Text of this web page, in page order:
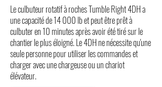
Le culbuteur rotatif à roches Tumble Right 4DH a
une capacité de 14 000 lb et peut être prêt à
culbuter en 10 minutes après avoir été tiré sur le
chantier le plus éloigné. Le 4DH ne nécessite qu'une
seule personne pour utiliser les commandes et
charger avec une chargeuse ou un chariot
élévateur.